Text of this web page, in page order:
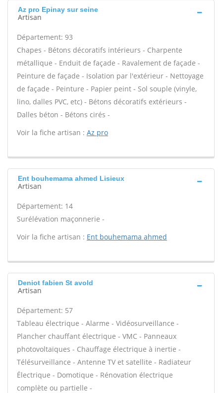
Az pro Epinay sur seine
Artisan
Département: 93
Chapes - Bétons décoratifs intérieurs - Charpente
métallique - Enduit de façade - Ravalement de façade -
Peinture de façade - Isolation par l'extérieur - Nettoyage
de façade - Peinture - Papier peint - Sol souple (vinyle,
lino, dalles PVC, etc) - Bétons décoratifs extérieurs -
Dalles béton - Bétons cirés -
Voir la fiche artisan : Az pro
Ent bouhemama ahmed Lisieux
Artisan
Département: 14
Surélévation maçonnerie -
Voir la fiche artisan : Ent bouhemama ahmed
Deniot fabien St avold
Artisan
Département: 57
Tableau électrique - Alarme - Vidéosurveillance -
Plancher chauffant électrique - VMC - Panneaux
photovoltaïques - Chauffage électrique à inertie -
Télésurveillance - Antenne TV et satellite - Radiateur
Électrique - Domotique - Rénovation électrique
complète ou partielle -